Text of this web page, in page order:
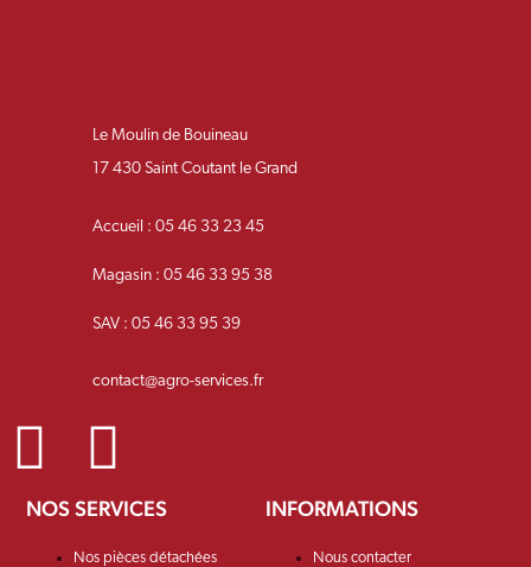
Le Moulin de Bouineau
17 430 Saint Coutant le Grand
Accueil : 05 46 33 23 45
Magasin : 05 46 33 95 38
SAV : 05 46 33 95 39
contact@agro-services.fr
NOS SERVICES
Nos pièces détachées
INFORMATIONS
Nous contacter